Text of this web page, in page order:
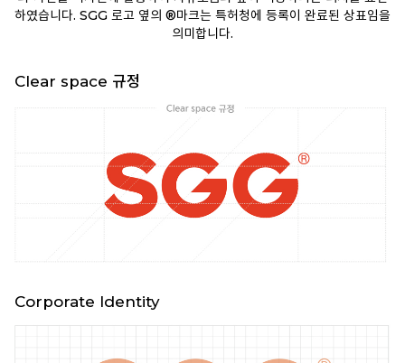
하였습니다. SGG 로고 옆의 ®마크는 특허청에 등록이 완료된 상표임을
의미합니다.
Clear space 규정
Corporate Identity